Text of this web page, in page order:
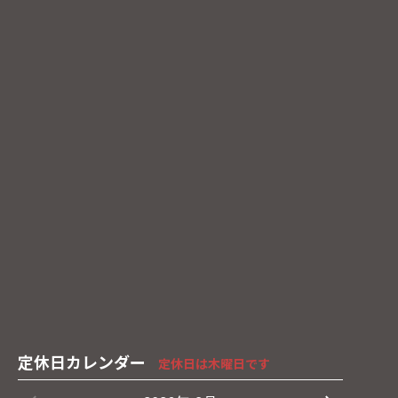
定休日カレンダー 定休日は木曜日です